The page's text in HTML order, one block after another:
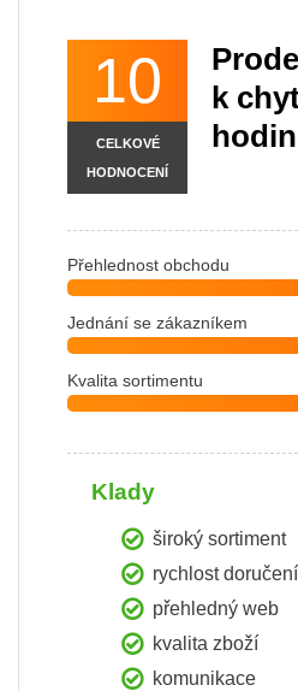
10
CELKOVÉ
HODNOCENÍ
k
Přehlednost obchodu
Jednání se zákazníkem
Kvalita sortimentu
Klady
široký sortiment
rychlost doručení
přehledný web
kvalita zboží
komunikace